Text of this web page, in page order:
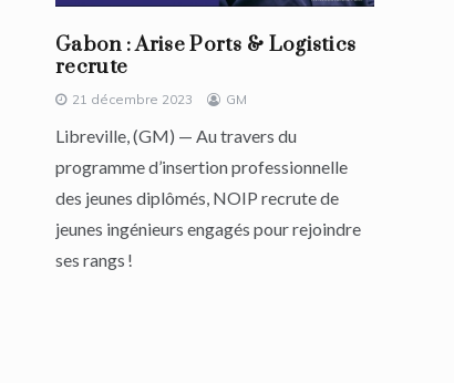
Gabon : Arise Ports & Logistics
recrute
21 décembre 2023 GM
Libreville, (GM) — Au travers du
programme d’insertion professionnelle
des jeunes diplômés, NOIP recrute de
jeunes ingénieurs engagés pour rejoindre
ses rangs !